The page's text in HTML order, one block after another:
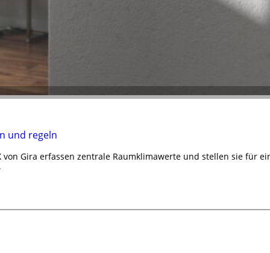
und regeln
von Gira erfassen zentrale Raumklimawerte und stellen sie für